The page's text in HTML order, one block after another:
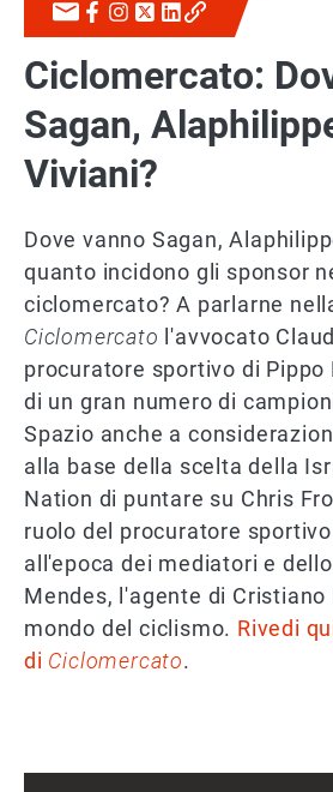
Ciclomercato:
Sagan,
Viviani?
Dove vanno Sagan,
quanto incidono gli sponsor
ciclomercato? A parlarne
Ciclomercato l'avvocato
procuratore sportivo di Pippo
di un gran numero di
Spazio anche a
alla base della scelta della
Nation di puntare su Chris
ruolo del procuratore
all'epoca dei mediatori e
Mendes, l'agente di Cristiano
mondo del ciclismo. Rivedi
di Ciclomercato.